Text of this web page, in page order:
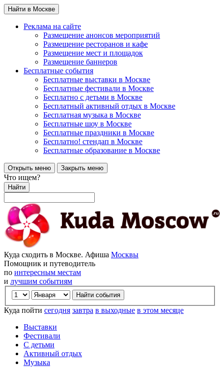
Найти в Москве
Реклама на сайте
Размещение анонсов мероприятий
Размещение ресторанов и кафе
Размещение мест и площадок
Размещение баннеров
Бесплатные события
Бесплатные выставки в Москве
Бесплатные фестивали в Москве
Бесплатно с детьми в Москве
Бесплатный активный отдых в Москве
Бесплатная музыка в Москве
Бесплатные шоу в Москве
Бесплатные праздники в Москве
Бесплатно! стендап в Москве
Бесплатные образование в Москве
Открыть меню Закрыть меню
Что ищем?
Найти
Куда сходить в Москве. Афиша Москвы
Помощник и путеводитель
по интересным местам
и лучшим событиям
Куда пойти сегодня завтра в выходные в этом месяце
Выставки
Фестивали
С детьми
Активный отдых
Музыка